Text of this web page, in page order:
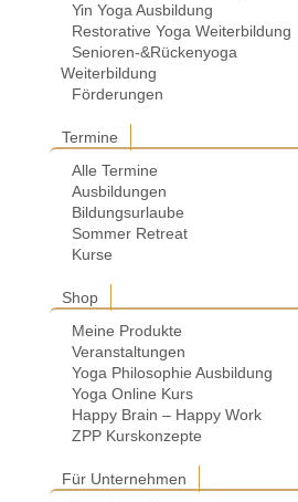
Yin Yoga Ausbildung
Restorative Yoga Weiterbildung
Senioren-&Rückenyoga
Weiterbildung
Förderungen
Termine
Alle Termine
Ausbildungen
Bildungsurlaube
Sommer Retreat
Kurse
Shop
Meine Produkte
Veranstaltungen
Yoga Philosophie Ausbildung
Yoga Online Kurs
Happy Brain – Happy Work
ZPP Kurskonzepte
Für Unternehmen